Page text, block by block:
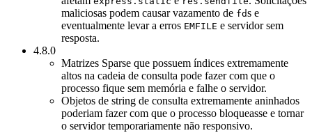
maliciosas podem causar vazamento de fds e
eventualmente levar a erros EMFILE e servidor sem
resposta.
4.8.0
Matrizes Sparse que possuem índices extremamente
altos na cadeia de consulta pode fazer com que o
processo fique sem memória e falhe o servidor.
Objetos de string de consulta extremamente aninhados
poderiam fazer com que o processo bloqueasse e tornar
o servidor temporariamente não responsivo.